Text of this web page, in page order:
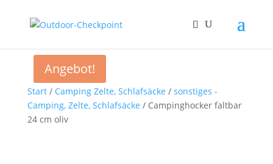
Start/ Camping Zelte, Schlafsäcke / sonstiges -
Camping, Zelte, Schlafsäcke / Campinghocker faltbar
24 cm oliv
Angebot!